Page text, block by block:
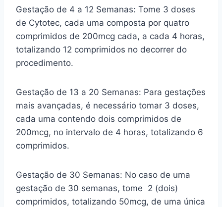
Gestação de 4 a 12 Semanas: Tome 3 doses
de Cytotec, cada uma composta por quatro
comprimidos de 200mcg cada, a cada 4 horas,
totalizando 12 comprimidos no decorrer do
procedimento.
Gestação de 13 a 20 Semanas: Para gestações
mais avançadas, é necessário tomar 3 doses,
cada uma contendo dois comprimidos de
200mcg, no intervalo de 4 horas, totalizando 6
comprimidos.
Gestação de 30 Semanas: No caso de uma
gestação de 30 semanas, tome 2 (dois)
comprimidos, totalizando 50mcg, de uma única